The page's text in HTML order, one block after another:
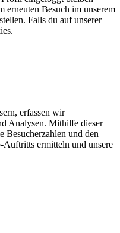
erneuten Besuch im unserem
Falls du auf unserer
erfassen wir
Analysen. Mithilfe dieser
Besucherzahlen und den
Auftritts ermitteln und unsere